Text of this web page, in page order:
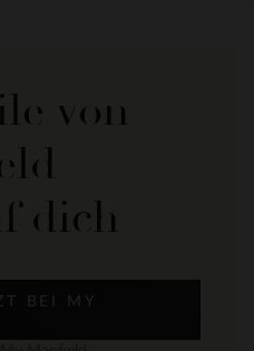
von
dich
BEI MY